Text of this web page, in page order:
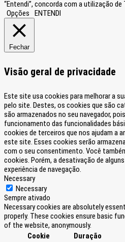
“Entendi”, concorda com a utilização de
Opções
ENTENDI
Fechar
Visão geral de privacidade
Este site usa cookies para melhorar a
pelo site. Destes, os cookies que são
são armazenados no seu navegador,
funcionamento das funcionalidades
cookies de terceiros que nos ajudam a
este site. Esses cookies serão
com o seu consentimento. Você
cookies. Porém, a desativação de
experiência de navegação.
Necessary
Necessary
Sempre ativado
Necessary cookies are absolutely
properly. These cookies ensure basic
of the website, anonymously.
Cookie
Duração